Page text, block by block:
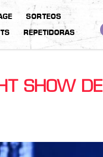
SORTEOS
REPETIDORAS
SHOW DE